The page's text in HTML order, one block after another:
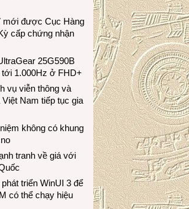
mới được Cục Hàng
cấp chứng nhận
25G590B
tới 1.000Hz ở FHD+
vụ viễn thông và
Nam tiếp tục gia
không có khung
tranh về giá với
triển WinUI 3 để
có thể chạy hiệu